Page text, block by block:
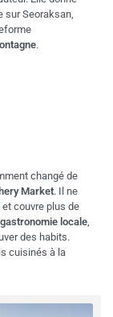
sur Seoraksan,
.
changé de
Market. Il ne
couvre plus de
gastronomie locale
des habits.
cuisinés à la